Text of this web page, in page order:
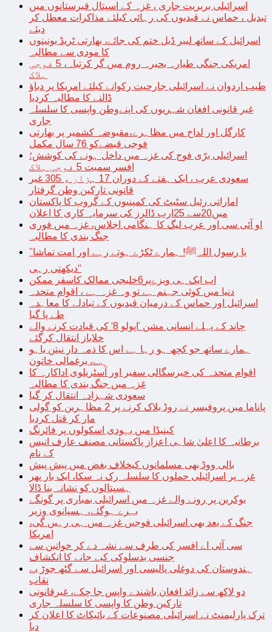
اسرائیلی بربریت جاری ، غزہ کے اسپتال قبرستانوں میں
تبدیل ، حماس نے قیدیوں کی رہائی کیلئے مذاکرات معطل کر
دیئے
اسرائیل کے ساتھ لیبر ڈیل ختم کی جائے، بھارتی ٹریڈ یونینوں
کا مودی سے مطالبہ
امریکی جنگی طیارہ بحیرہ روم میں گر کرتباہ، 5 فوجی
ہلاک
طیب اردوان نے اسرائیلی جارحیت رکوانے کیلئے امریکا پر دباؤ
ڈالنے کا مطالبہ کردیا
غیر قانونی افغان شہریوں کی اپنےوطن واپسی کا سلسلہ
جاری
کارگل اور لداخ میں مظاہرے،مقبوضہ کشمیر پر بھارتی
فوجی قبضےکو 76 سال مکمل
اسرائیلی برّی فوج کی غزہ میں داخل ہونے کی کوشش؛
افسر سمیت 5 فوجی ہلاک
سعودی عرب ، ایک ہفتے کے دوران 17 ہزار ، 305 غیر
قانونی تارکین وطن گرفتار
اماراتی رئیل سٹیٹ کی کمپنیوں کے گروپ کا پاکستان
میں20سے 25ارب ڈالرز کی سرمایہ کاری کا اعلان
او آئی سی اور عرب لیگ کا ہنگامی اجلاس، غزہ میں فوری
جنگ بندی کا مطالبہ
’’یا رسول اللہﷺ! ہمارے ٹکڑے ہوتے رہے اور امت تماشا
دیکھتی رہی‘‘
اب ایک ہی ویزےپر6خلیجی ممالک کاسفر ممکن
دنیا میں کوئی جہنم ہے تو وہ غزہ ہے ، اقوام متحدہ
اسرائیل اور حماس کے درمیان قیدیوں کے تبادلے کا معاہدہ
طے پا گیا
چاند کے پہلے انسانی مشن ’اپولو 8‘ کی قیادت کرنے والے
خلاباز انتقال کرگئے
ہمارے ساتھ جو کچھ ہو رہا ہے اس کا ذمہ دار نیتن یاہو
ہے، یرغمالی خاتون
اقوام متحدہ کی خیرسگالی سفیر اور آسٹریلوی اداکارہ کا
غزہ میں جنگ بندی کا مطالبہ
سعودی شہزادہ انتقال کر گیا
پاناما میں پروفیسر نے روڈ بلاک کرنے پر 2 مظاہرین کو گولی
مار کر قتل کردیا
کینیڈا میں یہودی اسکولوں پر فائرنگ
برطانیہ کا اعلیٰ شاہی اعزاز پاکستانی مصنف عارف انیس
کے نام
بالی ووڈ بھی مسلمانوں کیخلاف بغض میں پیش پیش
غزہ پر اسرائیلی حملوں کا سلسلہ رک نہ سکا، ایک بار پھر
ہسپتالوں کو نشانہ بنا ڈالا
یوکرین پر رونے والے غزہ میں اسرائیلی بمباری پر گونگے
بہرے ہوگئے، ہسپانوی وزیر
جنگ کے بعد بھی اسرائیلی فوجیں غزہ میں ہی رہیں گی،
امریکا
سی آئی اے افسر کی طرف سے نشہ دے کر خواتین سے
جنسی بدسلوکی کیے جانے کا انکشاف
ہندوستان کی دوغلی پالیسی اور اسرائیل سے گٹھ جوڑ بے
نقاب
دو لاکھ سے زائد افغان باشندے واپس جا چکے، غیرقانونی
تارکین وطن کا واپسی کا سلسلہ جاری
ترک پارلیمنٹ نے اسرائیلی مصنوعات کے بائیکاٹ کا اعلان کر
دیا